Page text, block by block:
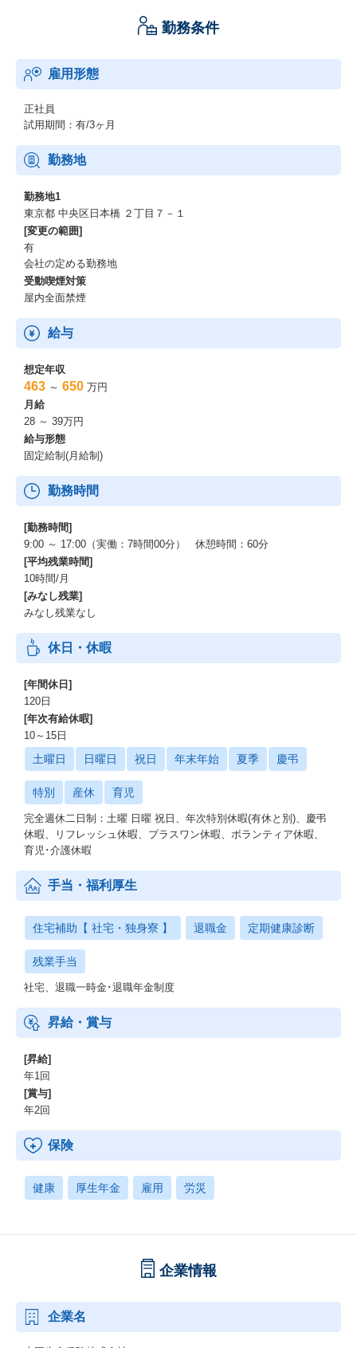
勤務条件
雇用形態
正社員
試用期間：有/3ヶ月
勤務地
勤務地1
東京都 中央区日本橋 ２丁目７－１
[変更の範囲]
有
会社の定める勤務地
受動喫煙対策
屋内全面禁煙
給与
想定年収
463 ～ 650 万円
月給
28 ～ 39万円
給与形態
固定給制(月給制)
勤務時間
[勤務時間]
9:00 ～ 17:00（実働：7時間00分） 休憩時間：60分
[平均残業時間]
10時間/月
[みなし残業]
みなし残業なし
休日・休暇
[年間休日]
120日
[年次有給休暇]
10～15日
土曜日 日曜日 祝日 年末年始 夏季 慶弔
特別 産休 育児
完全週休二日制：土曜 日曜 祝日、年次特別休暇(有休と別)、慶弔
休暇、リフレッシュ休暇、プラスワン休暇、ボランティア休暇、
育児･介護休暇
手当・福利厚生
住宅補助【 社宅・独身寮 】 退職金 定期健康診断
残業手当
社宅、退職一時金･退職年金制度
昇給・賞与
[昇給]
年1回
[賞与]
年2回
保険
健康 厚生年金 雇用 労災
企業情報
企業名